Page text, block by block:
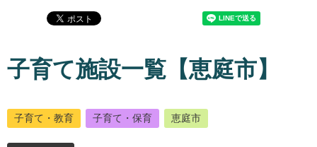
子育て施設一覧【恵庭市】
子育て・教育 子育て・保育 恵庭市